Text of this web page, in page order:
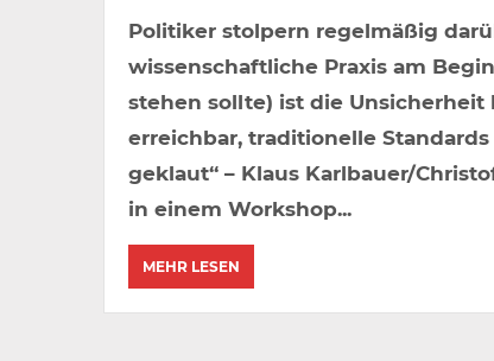
Politiker stolpern regelmäßig
wissenschaftliche Praxis am
stehen sollte) ist die Unsicherheit
erreichbar, traditionelle
geklaut“ – Klaus Karlbauer/
in einem Workshop...
MEHR LESEN